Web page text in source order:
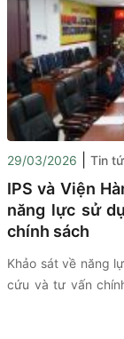
29/03/2026 Tin
IPS và Viện
năng lực sử
chính sách
Khảo sát về năng
cứu và tư vấn